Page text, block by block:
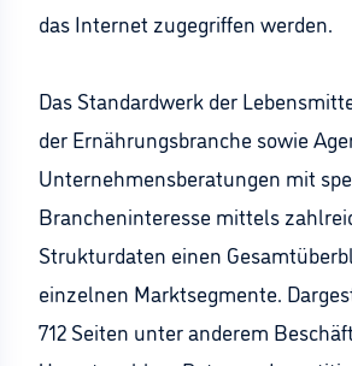
das Internet zugegriffen werden.
Das Standardwerk der
der Ernährungsbranche sowie
Unternehmensberatungen mit
Brancheninteresse mittels
Strukturdaten einen
einzelnen Marktsegmente.
712 Seiten unter anderem